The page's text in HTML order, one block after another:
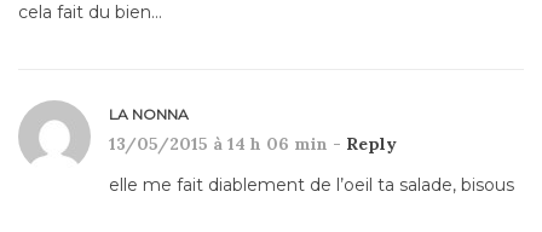
cela fait du bien…
LA NONNA
13/05/2015 à 14 h 06 min - Reply
elle me fait diablement de l’oeil ta salade, bisous